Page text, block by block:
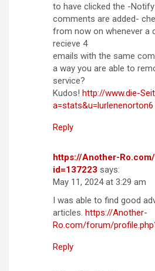
to have clicked the -
comments are added-
from now on whenever a
recieve 4
emails with the same
a way you are able to
service?
Kudos! http://www.die-
a=stats&u=lurlenenorton6
Reply
https://Another-
id=137223 says:
May 11, 2024 at 3:29 am
I was able to find good
articles. https://Another-
Ro.com/forum/
Reply